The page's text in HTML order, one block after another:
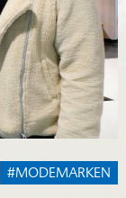
#MODEMARKEN